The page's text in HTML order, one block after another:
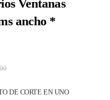
Ventanas
ancho *
DE CORTE EN UNO